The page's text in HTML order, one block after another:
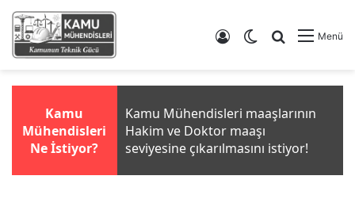
Menü
Arama yap
Dış görünümü
Giriş Yap